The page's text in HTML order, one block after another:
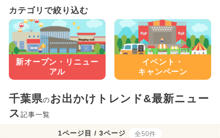
カテゴリで絞り込む
新オープン・ リニュー
アル
イベント・
キャンペーン
千葉県のお出かけトレンド&最新ニュー
ス 記事一覧
1ページ目 / 3ページ 全50件